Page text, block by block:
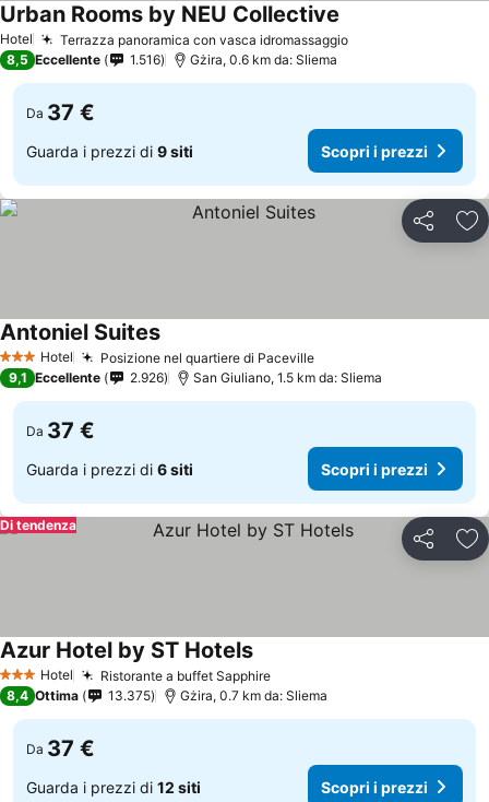
Hotel Terrazza panoramica con vasca idromassaggio
Urban Rooms by NEU Collective
8,5 Eccellente 1.516 Gżira, 0.6 km da: Sliema
Da 37 €
Guarda i prezzi di 9 siti Scopri i prezzi
Condividi
3 StelleHotel Posizione nel quartiere di Paceville
Antoniel Suites
9,1 Eccellente 2.926 San Giuliano, 1.5 km da: Sliema
Da 37 €
Guarda i prezzi di 6 siti Scopri i prezzi
Condividi
Di tendenza
3 StelleHotel Ristorante a buffet Sapphire
Azur Hotel by ST Hotels
8,4 Ottima 13.375 Gżira, 0.7 km da: Sliema
Da 37 €
Guarda i prezzi di 12 siti Scopri i prezzi